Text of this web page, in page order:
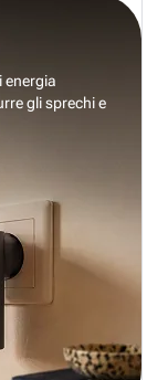
energia
gli sprechi e